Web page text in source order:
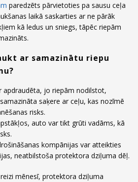
paredzēts pārvietoties pa sausu ceļa
laikā saskarties ar ne pārāk
kā ledus un sniegs, tāpēc riepām
ar samazinātu riepu
apdraudēta, jo riepām nodilstot,
saķere ar ceļu, kas nozīmē
risks.
auto var tikt grūti vadāms, kā
kompānijas var atteikties
neatbilstoša protektora dziļuma dēļ.
mēnesī, protektora dziļuma